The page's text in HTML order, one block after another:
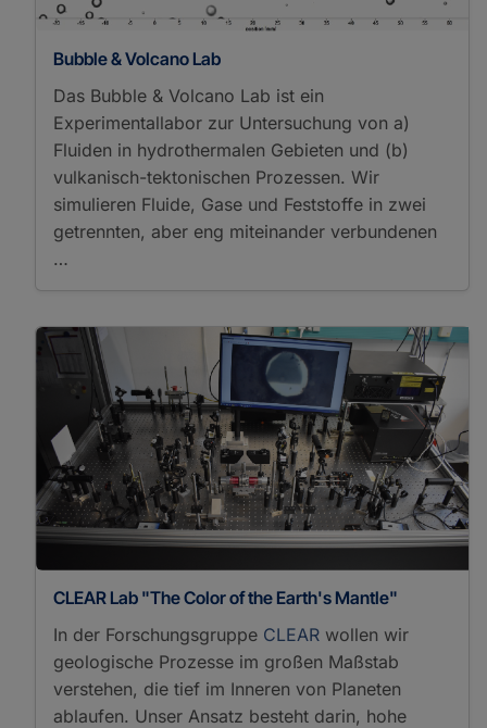
Microscopy
Liquid Phase
Transmission Electron
Microscopy
Microscopy
Optical Microscopy
Photometry
Polarization Microscopy
Reflected Light
Transmission Electron
Microscopy
Transmitted Light
Microscopy
UV-VIS
Spectrophotometry
UV-VIS-NIR
Spectrophotometry
Probes
Electron Microprobe
Analysis
Reactors
Mineral Synthesis
Sample Preparation
Accelerated Solvent
Extraction
Bubble & Volcano Lab
Das Bubble & Volcano Lab ist ein
Experimentallabor zur Untersuchung von a)
Fluiden in hydrothermalen Gebieten und (b)
vulkanisch-tektonischen Prozessen. Wir
simulieren Fluide, Gase und Feststoffe in zwei
getrennten, aber eng miteinander verbundenen
…
CLEAR Lab "The Color of the Earth's Mantle"
In der Forschungsgruppe CLEAR wollen wir
geologische Prozesse im großen Maßstab
verstehen, die tief im Inneren von Planeten
ablaufen. Unser Ansatz besteht darin, hohe